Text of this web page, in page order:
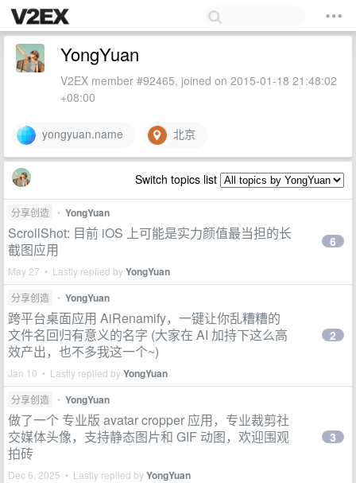
YongYuan
V2EX member #92465, joined on 2015-01-18 21:48:02
+08:00
yongyuan.name 北京
Switch topics list
分享创造 • YongYuan
ScrollShot: 目前 iOS 上可能是实力颜值最当担的长
截图应用
May 27 • Lastly replied byYongYuan
6
分享创造 • YongYuan
跨平台桌面应用 AiRenamify，一键让你乱糟糟的
文件名回归有意义的名字 (大家在 AI 加持下这么高
效产出，也不多我这一个~)
Jan 10 • Lastly replied byYongYuan
2
分享创造 • YongYuan
做了一个 专业版 avatar cropper 应用，专业裁剪社
交媒体头像，支持静态图片和 GIF 动图，欢迎围观
拍砖
Dec 6, 2025 • Lastly replied byYongYuan
3